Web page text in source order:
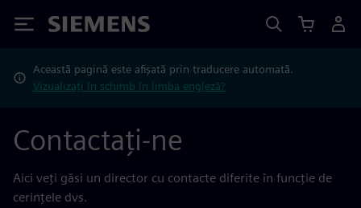
Siemens
Această pagină este afișată prin traducere automată.
Vizualizați în schimb în limba engleză?
Contactați-ne
Aici veți găsi un director cu contacte diferite în funcție de
cerințele dvs.